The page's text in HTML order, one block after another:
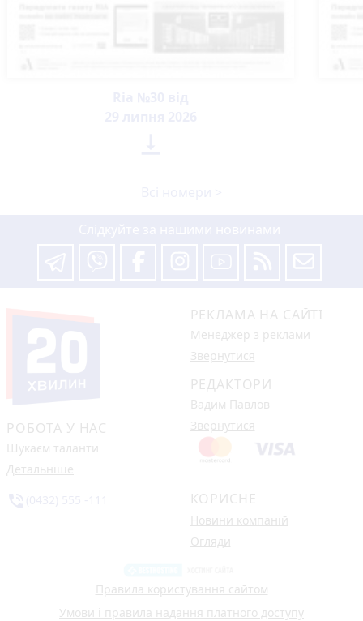
РОБОТА У НАС
Шукаєм таланти
Детальніше
РЕКЛАМА НА САЙТІ
Менеджер з реклами
Звернутися
РЕДАКТОРИ
Вадим Павлов
Звернутися
КОРИСНЕ
Новини компаній
Огляди
Правила користування сайтом
Умови і правила надання платного доступу